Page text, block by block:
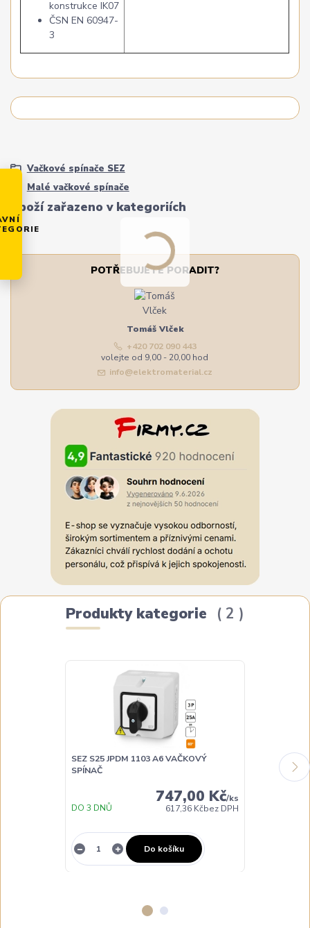
konstrukce IK07
ČSN EN 60947-
3
Zboží zařazeno v kategoriích
Vačkové spínače SEZ
Malé vačkové spínače
POTŘEBUJETE PORADIT?
Tomáš Vlček
+420 702 090 443
volejte od 9,00 - 20,00 hod
info@elektromaterial.cz
Produkty kategorie 2
SEZ S25 JPDM 1103 A6 VAČKOVÝ
SPÍNAČ
747,00 Kč/ks
617,36 Kčbez DPH
DO 3 DNŮ
Do košíku
SEZ S25
SPÍNAČ